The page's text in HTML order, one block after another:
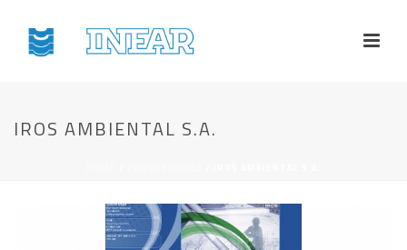
IROS AMBIENTAL S.A.